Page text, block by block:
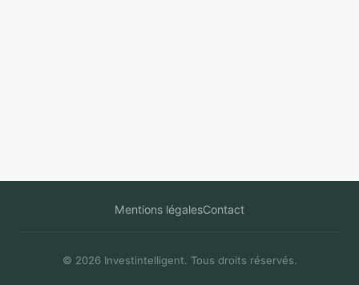
Mentions légalesContact
© 2026 Investintelligent. Tous droits réservés.